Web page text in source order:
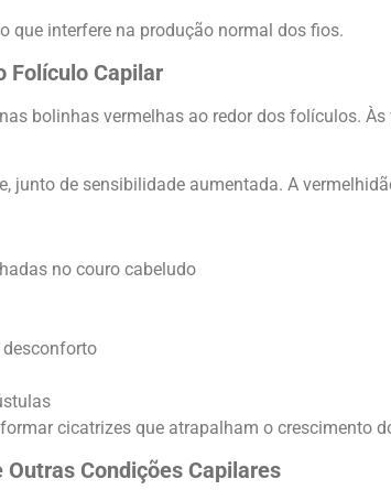
que interfere na produção normal dos fios.
Folículo Capilar
bolinhas vermelhas ao redor dos folículos.
junto de sensibilidade aumentada. A
no couro cabeludo
cicatrizes que atrapalham o crescimento
Condições Capilares